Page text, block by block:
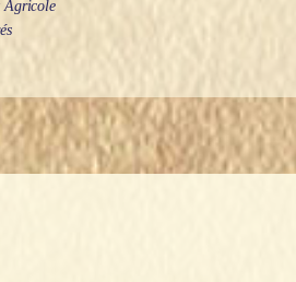
Agricole